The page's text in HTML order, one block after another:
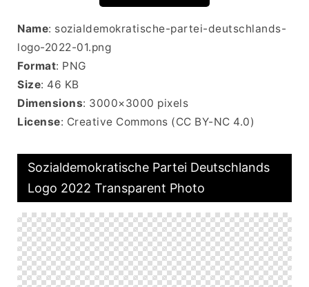
Name: sozialdemokratische-partei-deutschlands-
logo-2022-01.png
Format: PNG
Size: 46 KB
Dimensions: 3000×3000 pixels
License: Creative Commons (CC BY-NC 4.0)
Sozialdemokratische Partei Deutschlands
Logo 2022 Transparent Photo